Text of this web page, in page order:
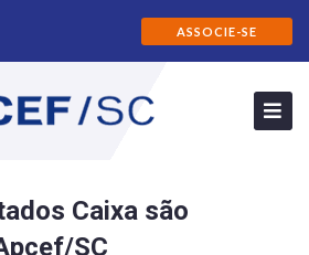
ASSOCIE-SE
Caixa são
SC